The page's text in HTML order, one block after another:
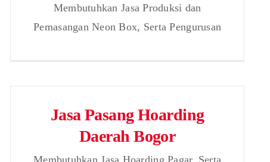
Membutuhkan Jasa Produksi dan
Pemasangan Neon Box, Serta Pengurusan
Jasa Pasang Hoarding
Daerah Bogor
Membutuhkan Jasa Hoarding Pagar, Serta